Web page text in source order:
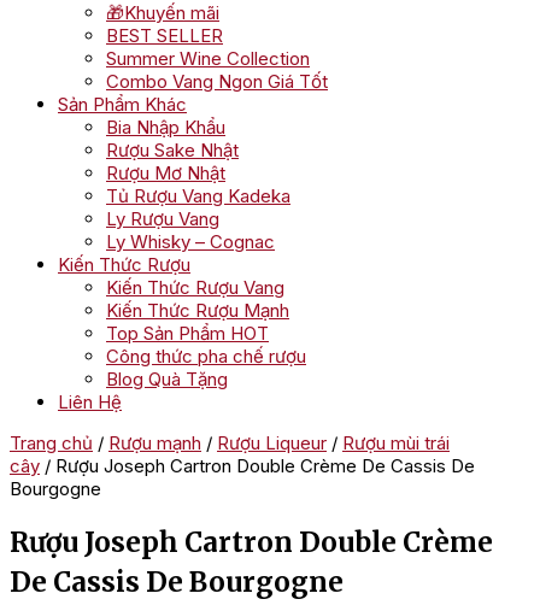
🎁Khuyến mãi
BEST SELLER
Summer Wine Collection
Combo Vang Ngon Giá Tốt
Sản Phẩm Khác
Bia Nhập Khẩu
Rượu Sake Nhật
Rượu Mơ Nhật
Tủ Rượu Vang Kadeka
Ly Rượu Vang
Ly Whisky – Cognac
Kiến Thức Rượu
Kiến Thức Rượu Vang
Kiến Thức Rượu Mạnh
Top Sản Phẩm HOT
Công thức pha chế rượu
Blog Quà Tặng
Liên Hệ
Trang chủ / Rượu mạnh / Rượu Liqueur / Rượu mùi trái
cây / Rượu Joseph Cartron Double Crème De Cassis De
Bourgogne
Rượu Joseph Cartron Double Crème
De Cassis De Bourgogne